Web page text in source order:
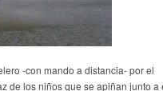
-con mando a distancia- por el
de los niños que se apiñan junto a